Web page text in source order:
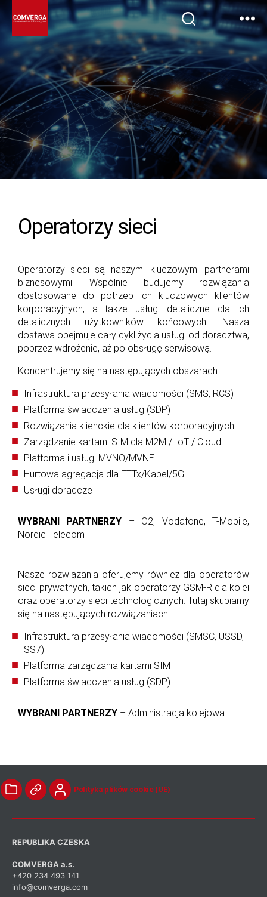
Operatorzy sieci
Operatorzy sieci są naszymi kluczowymi partnerami
biznesowymi. Wspólnie budujemy rozwiązania
dostosowane do potrzeb ich kluczowych klientów
korporacyjnych, a także usługi detaliczne dla ich
detalicznych użytkowników końcowych. Nasza
dostawa obejmuje cały cykl życia usługi od doradztwa,
poprzez wdrożenie, aż po obsługę serwisową.
Koncentrujemy się na następujących obszarach:
Infrastruktura przesyłania wiadomości (SMS, RCS)
Platforma świadczenia usług (SDP)
Rozwiązania klienckie dla klientów korporacyjnych
Zarządzanie kartami SIM dla M2M / IoT / Cloud
Platforma i usługi MVNO/MVNE
Hurtowa agregacja dla FTTx/Kabel/5G
Usługi doradcze
WYBRANI PARTNERZY – O2, Vodafone, T-Mobile,
Nordic Telecom
Nasze rozwiązania oferujemy również dla operatorów
sieci prywatnych, takich jak operatorzy GSM-R dla kolei
oraz operatorzy sieci technologicznych. Tutaj skupiamy
się na następujących rozwiązaniach:
Infrastruktura przesyłania wiadomości (SMSC, USSD,
SS7)
Platforma zarządzania kartami SIM
Platforma świadczenia usług (SDP)
WYBRANI PARTNERZY – Administracja kolejowa
Polityka plików cookie (UE)
REPUBLIKA CZESKA
COMVERGA a.s.
+420 234 493 141
info@comverga.com